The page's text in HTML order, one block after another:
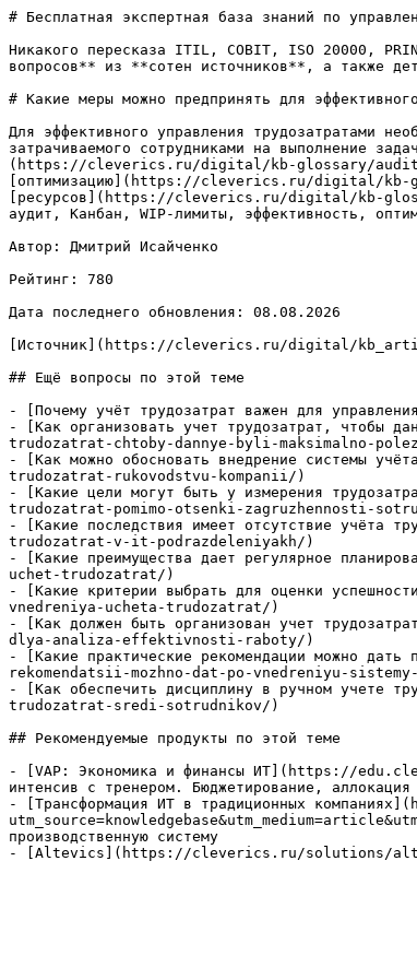
# Бесплатная экспертная база знаний по
Никакого пересказа ITIL, COBIT, ISO 20000,
вопросов** из **сотен источников**, а также
# Какие меры можно предпринять для
Для эффективного управления
затрачиваемого сотрудниками на выполнение
(https://cleverics.ru/digital/kb-glossary/audit/)
[оптимизацию](https://cleverics.ru/digital/kb-
[ресурсов](https://cleverics.ru/digital/kb-
аудит, Канбан, WIP-лимиты, эффективность,
Автор: Дмитрий Исайченко
Рейтинг: 780
Дата последнего обновления: 08.08.2026
[Источник](https://cleverics.ru/digital/
## Ещё вопросы по этой теме
- [Почему учёт трудозатрат важен для
- [Как организовать учет трудозатрат, чтобы
trudozatrat-chtoby-dannye-byli-maksimalno-
- [Как можно обосновать внедрение системы
trudozatrat-rukovodstvu-kompanii/)
- [Какие цели могут быть у измерения
trudozatrat-pomimo-otsenki-zagruzhennosti-
- [Какие последствия имеет отсутствие
trudozatrat-v-it-podrazdeleniyakh/)
- [Какие преимущества дает регулярное
uchet-trudozatrat/)
- [Какие критерии выбрать для оценки
vnedreniya-ucheta-trudozatrat/)
- [Как должен быть организован учет
dlya-analiza-effektivnosti-raboty/)
- [Какие практические рекомендации можно
rekomendatsii-mozhno-dat-po-vnedreniyu-
- [Как обеспечить дисциплину в ручном
trudozatrat-sredi-sotrudnikov/)
## Рекомендуемые продукты по этой теме
- [VAP: Экономика и финансы ИТ](https://
интенсив с тренером. Бюджетирование,
- [Трансформация ИТ в традиционных
производственную систему
- [Altevics](https://cleverics.ru/solutions/